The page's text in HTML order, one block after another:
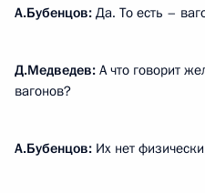
А.Бубенцов: Да. То есть –
Д.Медведев: А что говорит
вагонов?
А.Бубенцов: Их нет